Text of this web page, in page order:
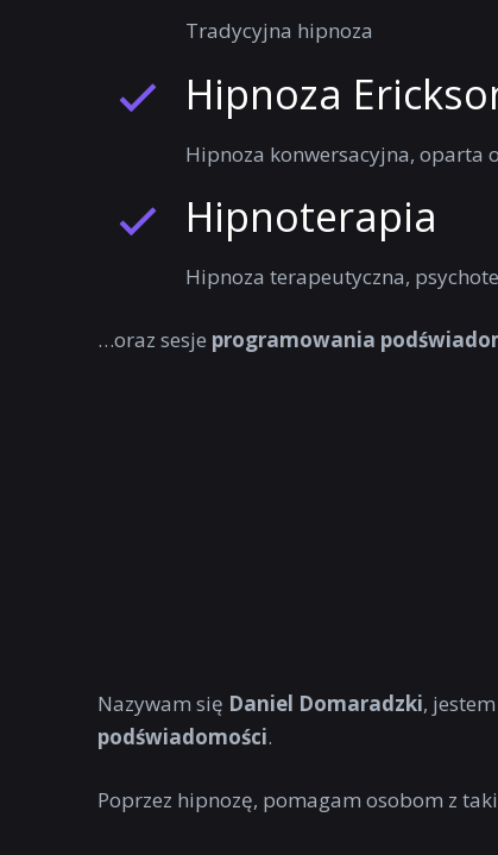
Tradycyjna hipnoza
Hipnoza
Hipnoza konwersacyjna, oparta
Hipnoterapia
Hipnoza terapeutyczna,
…oraz sesje programowania
Nazywam się Daniel Domaradzki,
podświadomości.
Poprzez hipnozę, pomagam osobom z